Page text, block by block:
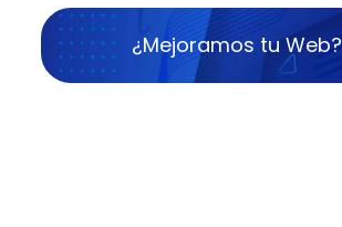
¿Mejoramos tu Web?